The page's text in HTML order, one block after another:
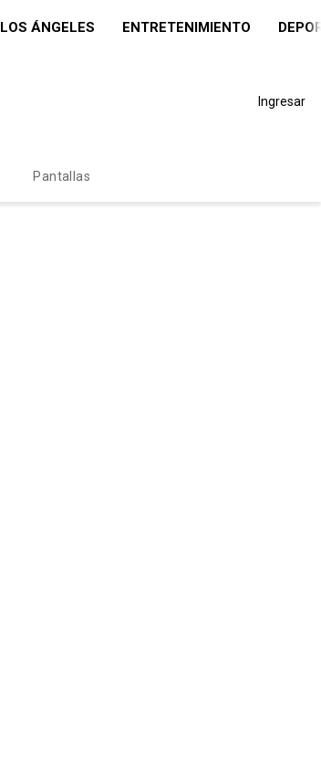
LOS ÁNGELES ENTRETENIMIENTO
Ingresar
Pantallas